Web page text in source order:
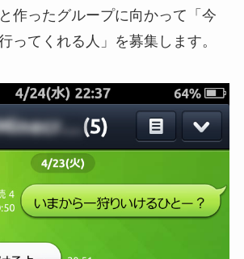
作ったグループに向かって「今
ってくれる人」を募集します。